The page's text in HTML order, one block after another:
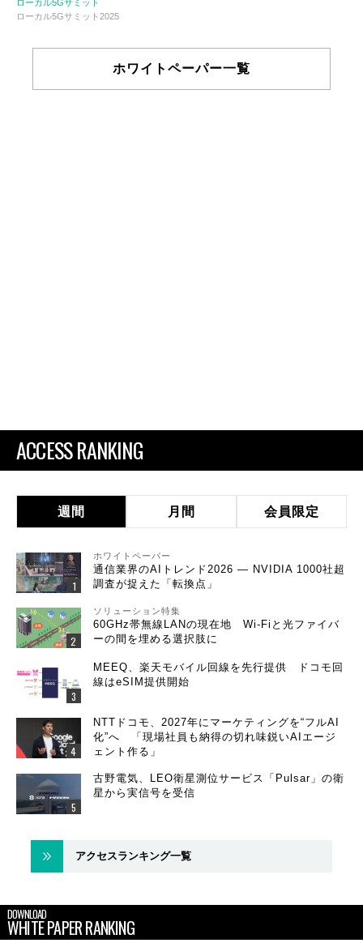
ローカル5Gサミット
ローカル5Gサミット2025
ホワイトペーパー一覧
ACCESS RANKING
週間 月間 会員限定
ホワイトペーパー
通信業界のAIトレンド2026 ― NVIDIA 1000社超
調査が捉えた「転換点」
ソリューション特集
60GHz帯無線LANの現在地 Wi-Fiと光ファイバ
ーの間を埋める選択肢に
MEEQ、楽天モバイル回線を先行提供 ドコモ回
線はeSIM提供開始
NTTドコモ、2027年にマーケティングを“フルAI
化”へ 「現場社員も納得の切れ味鋭いAIエージ
ェント作る」
古野電気、LEO衛星測位サービス「Pulsar」の衛
星から実信号を受信
アクセスランキング一覧
DOWNLOAD
WHITE PAPER RANKING